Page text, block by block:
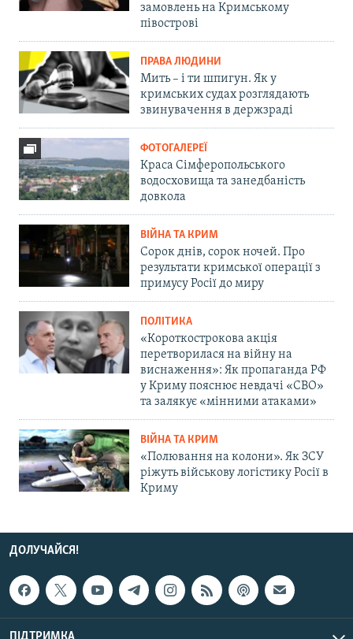
замовлень на Кримському
півострові
ПРАВА ЛЮДИНИ
Мить – і ти шпигун. Як у
кримських судах розглядають
звинувачення в держзраді
ФОТОГАЛЕРЕЇ
Краса Сімферопольського
водосховища та занедбаність
довкола
ВІЙНА ТА КРИМ
Сорок днів, сорок ночей. Про
результати кримської операції з
примусу Росії до миру
ПОЛІТИКА
«Короткострокова акція
перетворилася на війну на
виснаження»: Як пропаганда РФ
у Криму пояснює невдачі «СВО»
та залякує «мінними атаками»
ВІЙНА ТА КРИМ
«Полювання на колони». Як ЗСУ
ріжуть військову логістику Росії в
Криму
ДОЛУЧАЙСЯ!